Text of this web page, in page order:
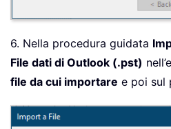
6. Nella procedura guidata
File dati di Outlook (.pst)
file da cui importare e poi sul